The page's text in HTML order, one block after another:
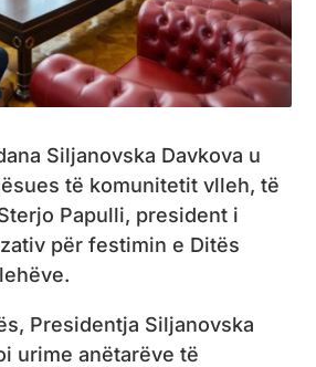
Siljanovska Davkova u
të komunitetit vlleh, të
Papulli, president i
për festimin e Ditës
Presidentja Siljanovska
urime anëtarëve të